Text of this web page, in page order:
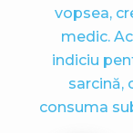
vopsea,
medic.
indiciu
sarcină,
consuma